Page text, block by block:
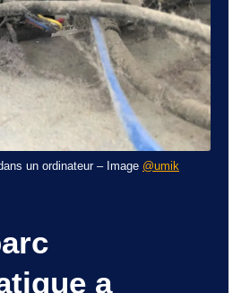
un ordinateur – Image @umik
a